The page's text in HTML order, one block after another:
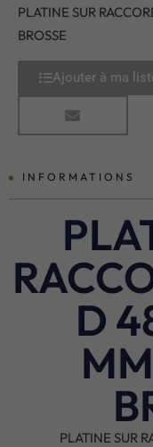
PLATINE SUR
BROSSE
Ajouter à ma
INFORMATIONS
D
PLATINE SUR